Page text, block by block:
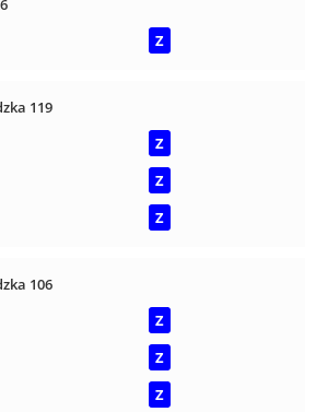
Z
119
Z
Z
Z
106
Z
Z
Z